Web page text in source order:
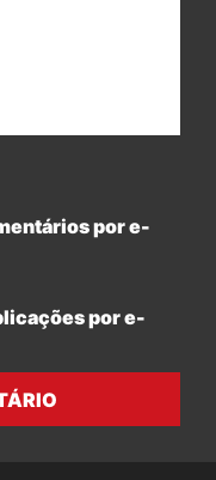
por e-
por e-